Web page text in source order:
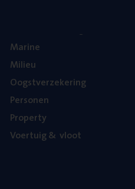
Mari­ne
Mili­eu
Oogst­ver­ze­ke­ring
Per­so­nen
Pro­per­ty
Voer­tuig& vloot